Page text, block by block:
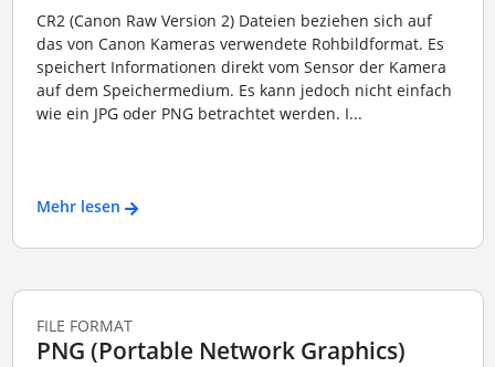
CR2 (Canon Raw Version 2) Dateien beziehen sich auf
das von Canon Kameras verwendete Rohbildformat. Es
speichert Informationen direkt vom Sensor der Kamera
auf dem Speichermedium. Es kann jedoch nicht einfach
wie ein JPG oder PNG betrachtet werden. I...
Mehr lesen
FILE FORMAT
PNG (Portable Network Graphics)